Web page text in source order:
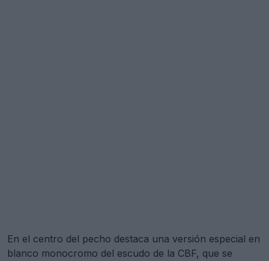
En el centro del pecho destaca una versión especial en
blanco monocromo del escudo de la CBF, que se